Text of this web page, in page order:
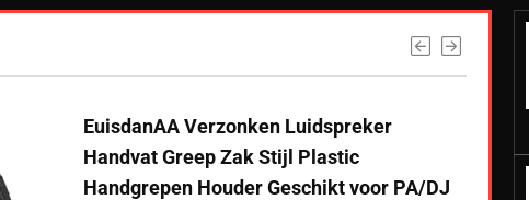
EuisdanAA Verzonken Luidspreker
Handvat Greep Zak Stijl Plastic
Handgrepen Houder Geschikt voor PA/DJ